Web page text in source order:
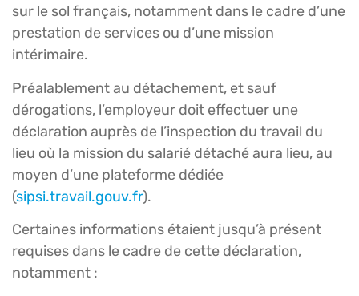
sur le sol français, notamment dans le cadre d’une
prestation de services ou d’une mission
intérimaire.
Préalablement au détachement, et sauf
dérogations, l’employeur doit effectuer une
déclaration auprès de l’inspection du travail du
lieu où la mission du salarié détaché aura lieu, au
moyen d’une plateforme dédiée
(sipsi.travail.gouv.fr).
Certaines informations étaient jusqu’à présent
requises dans le cadre de cette déclaration,
notamment :